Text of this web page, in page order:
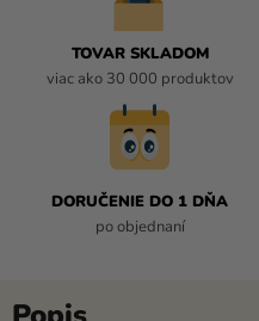
TOVAR SKLADOM
viac ako 30 000 produktov
DORUČENIE DO 1 DŇA
po objednaní